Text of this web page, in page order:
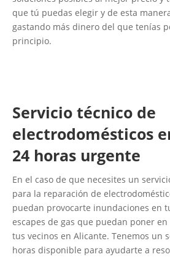
que tú puedas elegir y de esta
gastando más dinero del que tenías
principio.
Servicio técnico de
electrodomésticos
24 horas urgente
En el caso de que necesites un
para la reparación de
puedan provocarte inundaciones en
escapes de gas que puedan poner
tus vecinos en Alicante. Tenemos un
horas disponible para ayudarte a